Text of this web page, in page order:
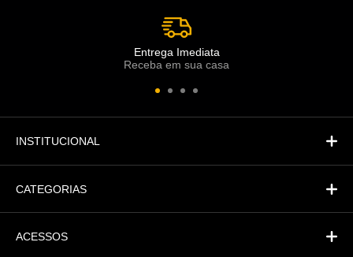
Entrega Imediata
Receba em sua casa
INSTITUCIONAL
CATEGORIAS
ACESSOS